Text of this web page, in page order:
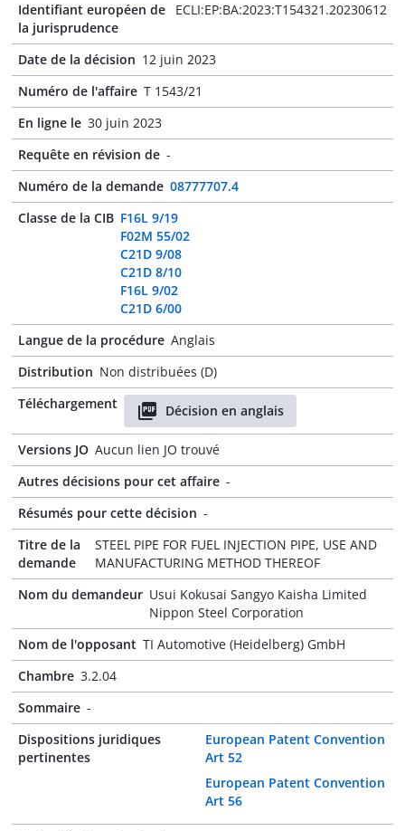
Identifiant européen de
la jurisprudence
ECLI:EP:BA:2023:T154321.20230612
Date de la décision 12 juin 2023
Numéro de l'affaire T 1543/21
En ligne le 30 juin 2023
Requête en révision de -
Numéro de la demande 08777707.4
Classe de la CIB F16L 9/19
F02M 55/02
C21D 9/08
C21D 8/10
F16L 9/02
C21D 6/00
Langue de la procédure Anglais
Distribution Non distribuées (D)
Téléchargement
Décision en anglais
Versions JO Aucun lien JO trouvé
Autres décisions pour cet affaire -
Résumés pour cette décision -
Titre de la
demande
STEEL PIPE FOR FUEL INJECTION PIPE, USE AND
MANUFACTURING METHOD THEREOF
Nom du demandeur Usui Kokusai Sangyo Kaisha Limited
Nippon Steel Corporation
Nom de l'opposant TI Automotive (Heidelberg) GmbH
Chambre 3.2.04
Sommaire -
Dispositions juridiques
pertinentes
European Patent Convention
Art 52
European Patent Convention
Art 56